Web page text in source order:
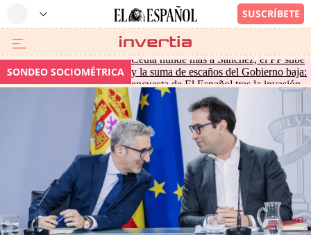
SONDEO SOCIOMÉTRICA
Ceuta hunde más a Sánchez, el PP sube
y la suma de escaños del Gobierno baja:
encuesta de El Español tras la invasión